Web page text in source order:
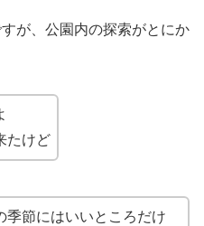
が、公園内の探索がとにか
たけど
季節にはいいところだけ